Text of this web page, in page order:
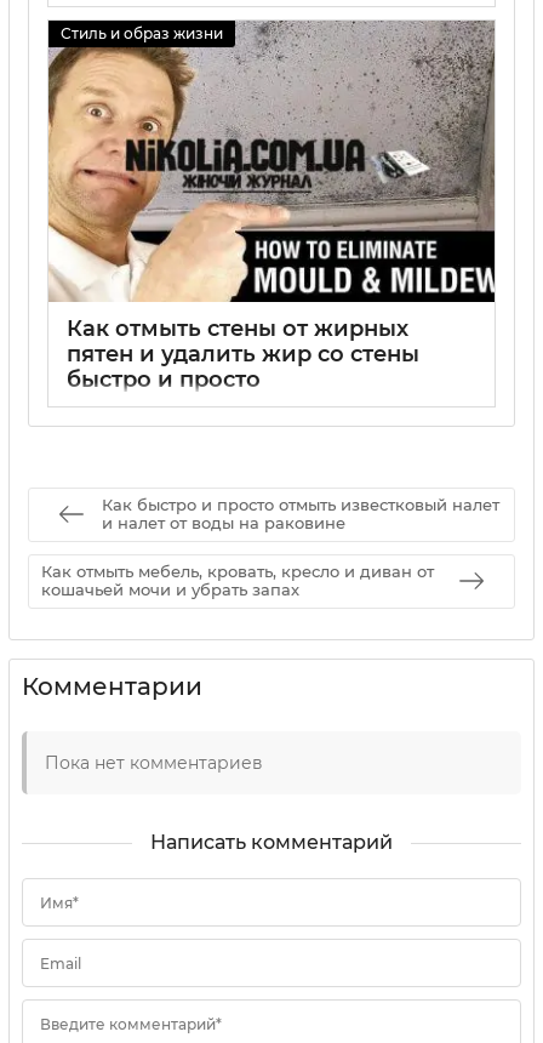
Стиль и образ жизни
Как отмыть стены от жирных
пятен и удалить жир со стены
быстро и просто
Как быстро и просто отмыть известковый налет
и налет от воды на раковине
Как отмыть мебель, кровать, кресло и диван от
кошачьей мочи и убрать запах
Комментарии
Пока нет комментариев
Написать комментарий
Имя*
Email
Введите комментарий*